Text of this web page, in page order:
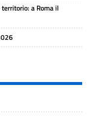
a Roma il